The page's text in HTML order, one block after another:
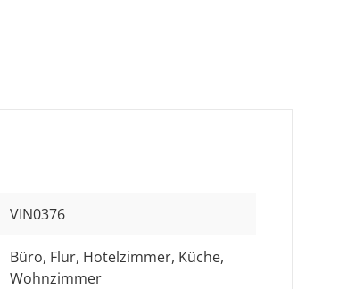
VIN0376
Büro, Flur, Hotelzimmer, Küche,
Wohnzimmer